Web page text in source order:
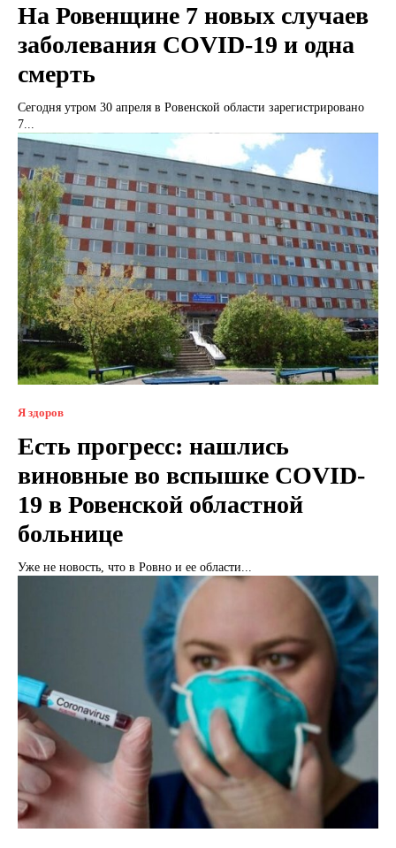
На Ровенщине 7 новых случаев
заболевания COVID-19 и одна
смерть
Сегодня утром 30 апреля в Ровенской области зарегистрировано
7...
Я здоров
Есть прогресс: нашлись
виновные во вспышке COVID-
19 в Ровенской областной
больнице
Уже не новость, что в Ровно и ее области...